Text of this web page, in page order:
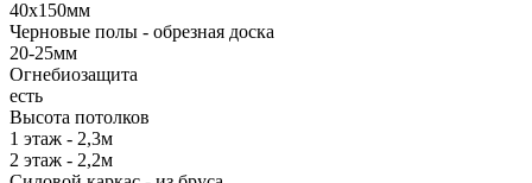
40х150мм
Черновые полы - обрезная доска
20-25мм
Огнебиозащита
есть
Высота потолков
1 этаж - 2,3м
2 этаж - 2,2м